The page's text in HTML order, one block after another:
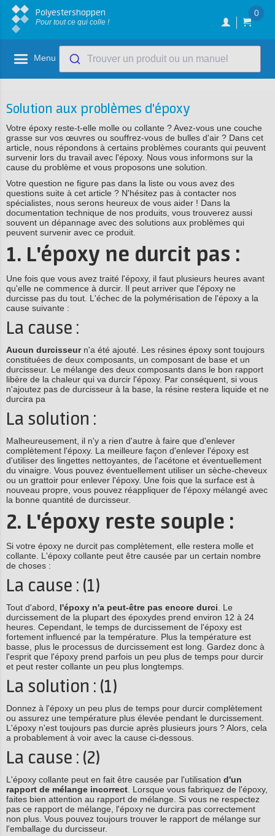
Polyestershoppen
Pour tout ce qui colle !
0
Menu Trouver un produit ou un manuel
Solution aux problèmes d'époxy
Votre époxy reste-t-elle molle ou collante ? Avez-vous une couche
grasse sur vos œuvres ou souffrez-vous de bulles d'air ? Dans cet
article, nous répondons à certains problèmes courants qui peuvent
survenir lors du travail avec l'époxy. Nous vous informons sur la
cause du problème et vous proposons une solution.
Votre question ne figure pas dans la liste ou vous avez des
questions suite à cet article ? N'hésitez pas à contacter nos
spécialistes, nous serons heureux de vous aider ! Dans la
documentation technique de nos produits, vous trouverez aussi
souvent un dépannage avec des solutions aux problèmes qui
peuvent survenir avec ce produit.
1. L'époxy ne durcit pas :
Une fois que vous avez traité l'époxy, il faut plusieurs heures avant
qu'elle ne commence à durcir. Il peut arriver que l'époxy ne
durcisse pas du tout. L'échec de la polymérisation de l'époxy a la
cause suivante :
La cause :
Aucun durcisseurn'a été ajouté. Les résines époxy sont toujours
constituées de deux composants, un composant de base et un
durcisseur. Le mélange des deux composants dans le bon rapport
libère de la chaleur qui va durcir l'époxy. Par conséquent, si vous
n'ajoutez pas de durcisseur à la base, la résine restera liquide et ne
durcira pa
La solution :
Malheureusement, il n'y a rien d'autre à faire que d'enlever
complètement l'époxy. La meilleure façon d'enlever l'époxy est
d'utiliser des lingettes nettoyantes, de l'acétone et éventuellement
du vinaigre. Vous pouvez éventuellement utiliser un sèche-cheveux
ou un grattoir pour enlever l'époxy. Une fois que la surface est à
nouveau propre, vous pouvez réappliquer de l'époxy mélangé avec
la bonne quantité de durcisseur.
2. L'époxy reste souple :
Si votre époxy ne durcit pas complètement, elle restera molle et
collante. L'époxy collante peut être causée par un certain nombre
de choses :
La cause : (1)
Tout d'abord, l'époxy n'a peut-être pas encore durci . Le
durcissement de la plupart des époxydes prend environ 12 à 24
heures. Cependant, le temps de durcissement de l'époxy est
fortement influencé par la température. Plus la température est
basse, plus le processus de durcissement est long. Gardez donc à
l'esprit que l'époxy prend parfois un peu plus de temps pour durcir
et peut rester collante un peu plus longtemps.
La solution : (1)
Donnez à l'époxy un peu plus de temps pour durcir complètement
ou assurez une température plus élevée pendant le durcissement.
L'époxy n'est toujours pas durcie après plusieurs jours ? Alors, cela
a probablement à voir avec la cause ci-dessous.
La cause : (2)
L'époxy collante peut en fait être causée par l'utilisation d'un
rapport de mélange incorrect . Lorsque vous fabriquez de l'époxy,
faites bien attention au rapport de mélange. Si vous ne respectez
pas ce rapport de mélange, l'époxy ne durcira pas correctement
non plus. Vous pouvez toujours trouver le rapport de mélange sur
l'emballage du durcisseur.